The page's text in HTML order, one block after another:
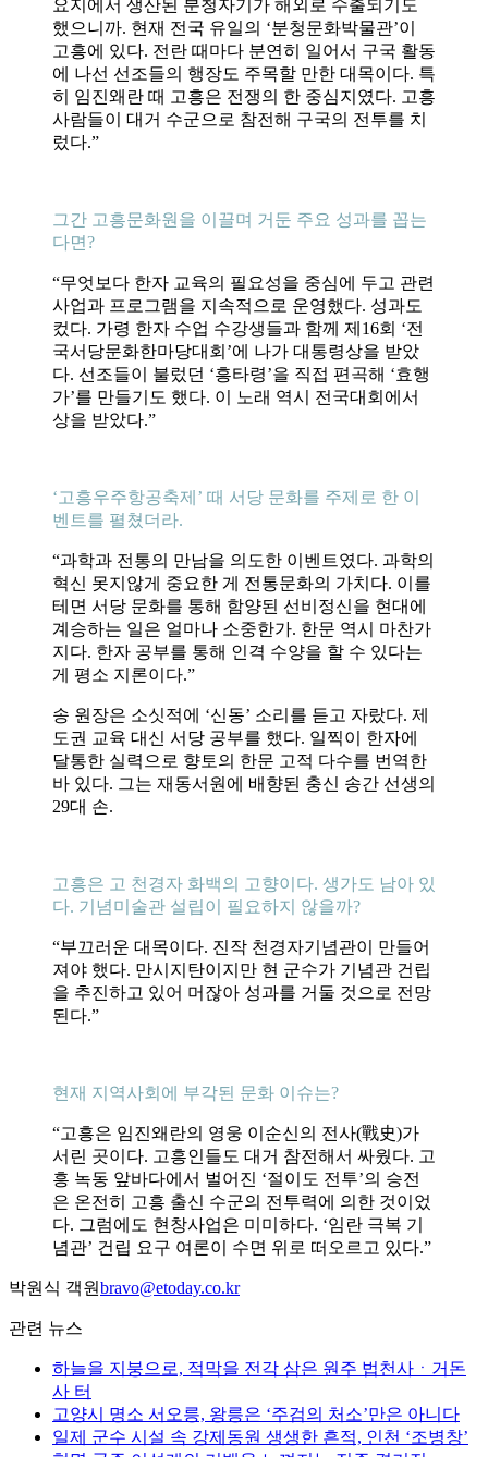
요지에서 생산된 분청자기가 해외로 수출되기도
했으니까. 현재 전국 유일의 ‘분청문화박물관’이
고흥에 있다. 전란 때마다 분연히 일어서 구국 활동
에 나선 선조들의 행장도 주목할 만한 대목이다. 특
히 임진왜란 때 고흥은 전쟁의 한 중심지였다. 고흥
사람들이 대거 수군으로 참전해 구국의 전투를 치
렀다.”
그간 고흥문화원을 이끌며 거둔 주요 성과를 꼽는
다면?
“무엇보다 한자 교육의 필요성을 중심에 두고 관련
사업과 프로그램을 지속적으로 운영했다. 성과도
컸다. 가령 한자 수업 수강생들과 함께 제16회 ‘전
국서당문화한마당대회’에 나가 대통령상을 받았
다. 선조들이 불렀던 ‘흥타령’을 직접 편곡해 ‘효행
가’를 만들기도 했다. 이 노래 역시 전국대회에서
상을 받았다.”
‘고흥우주항공축제’ 때 서당 문화를 주제로 한 이
벤트를 펼쳤더라.
“과학과 전통의 만남을 의도한 이벤트였다. 과학의
혁신 못지않게 중요한 게 전통문화의 가치다. 이를
테면 서당 문화를 통해 함양된 선비정신을 현대에
계승하는 일은 얼마나 소중한가. 한문 역시 마찬가
지다. 한자 공부를 통해 인격 수양을 할 수 있다는
게 평소 지론이다.”
송 원장은 소싯적에 ‘신동’ 소리를 듣고 자랐다. 제
도권 교육 대신 서당 공부를 했다. 일찍이 한자에
달통한 실력으로 향토의 한문 고적 다수를 번역한
바 있다. 그는 재동서원에 배향된 충신 송간 선생의
29대 손.
고흥은 고 천경자 화백의 고향이다. 생가도 남아 있
다. 기념미술관 설립이 필요하지 않을까?
“부끄러운 대목이다. 진작 천경자기념관이 만들어
져야 했다. 만시지탄이지만 현 군수가 기념관 건립
을 추진하고 있어 머잖아 성과를 거둘 것으로 전망
된다.”
현재 지역사회에 부각된 문화 이슈는?
“고흥은 임진왜란의 영웅 이순신의 전사(戰史)가
서린 곳이다. 고흥인들도 대거 참전해서 싸웠다. 고
흥 녹동 앞바다에서 벌어진 ‘절이도 전투’의 승전
은 온전히 고흥 출신 수군의 전투력에 의한 것이었
다. 그럼에도 현창사업은 미미하다. ‘임란 극복 기
념관’ 건립 요구 여론이 수면 위로 떠오르고 있다.”
박원식 객원bravo@etoday.co.kr
관련 뉴스
하늘을 지붕으로, 적막을 전각 삼은 원주 법천사ㆍ거돈
사 터
고양시 명소 서오릉, 왕릉은 ‘주검의 처소’만은 아니다
일제 군수 시설 속 강제동원 생생한 흔적, 인천 ‘조병창’